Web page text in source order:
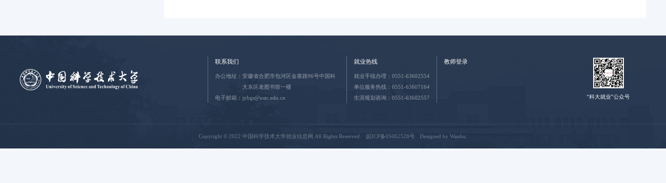
联系我们
办公地址：安徽省合肥市包河区金寨路96号中国科
大东区老图书馆一楼
电子邮箱：jybgs@ustc.edu.cn
就业热线
就业手续办理：0551-63602554
单位服务热线：0551-63607164
生涯规划咨询：0551-63602557
教师登录
“科大就业”公众号
Copyright © 2022 中国科学技术大学就业信息网 All Rights Reserved. 皖ICP备05002528号 Designed by Wanhu.